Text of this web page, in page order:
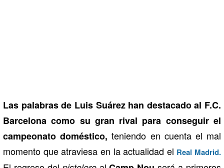
Las palabras de Luis Suárez han destacado al F.C.
Barcelona como su gran rival para conseguir el
campeonato doméstico, teniendo en cuenta el mal
momento que atraviesa en la actualidad el Real Madrid.